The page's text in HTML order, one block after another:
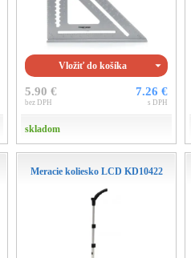
Vložiť do košíka
5.90 €
bez DPH
7.26 €
s DPH
skladom
Meracie koliesko LCD KD10422